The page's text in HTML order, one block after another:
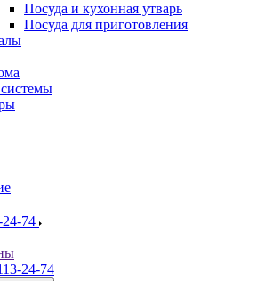
Посуда и кухонная утварь
Посуда для приготовления
74
24-74